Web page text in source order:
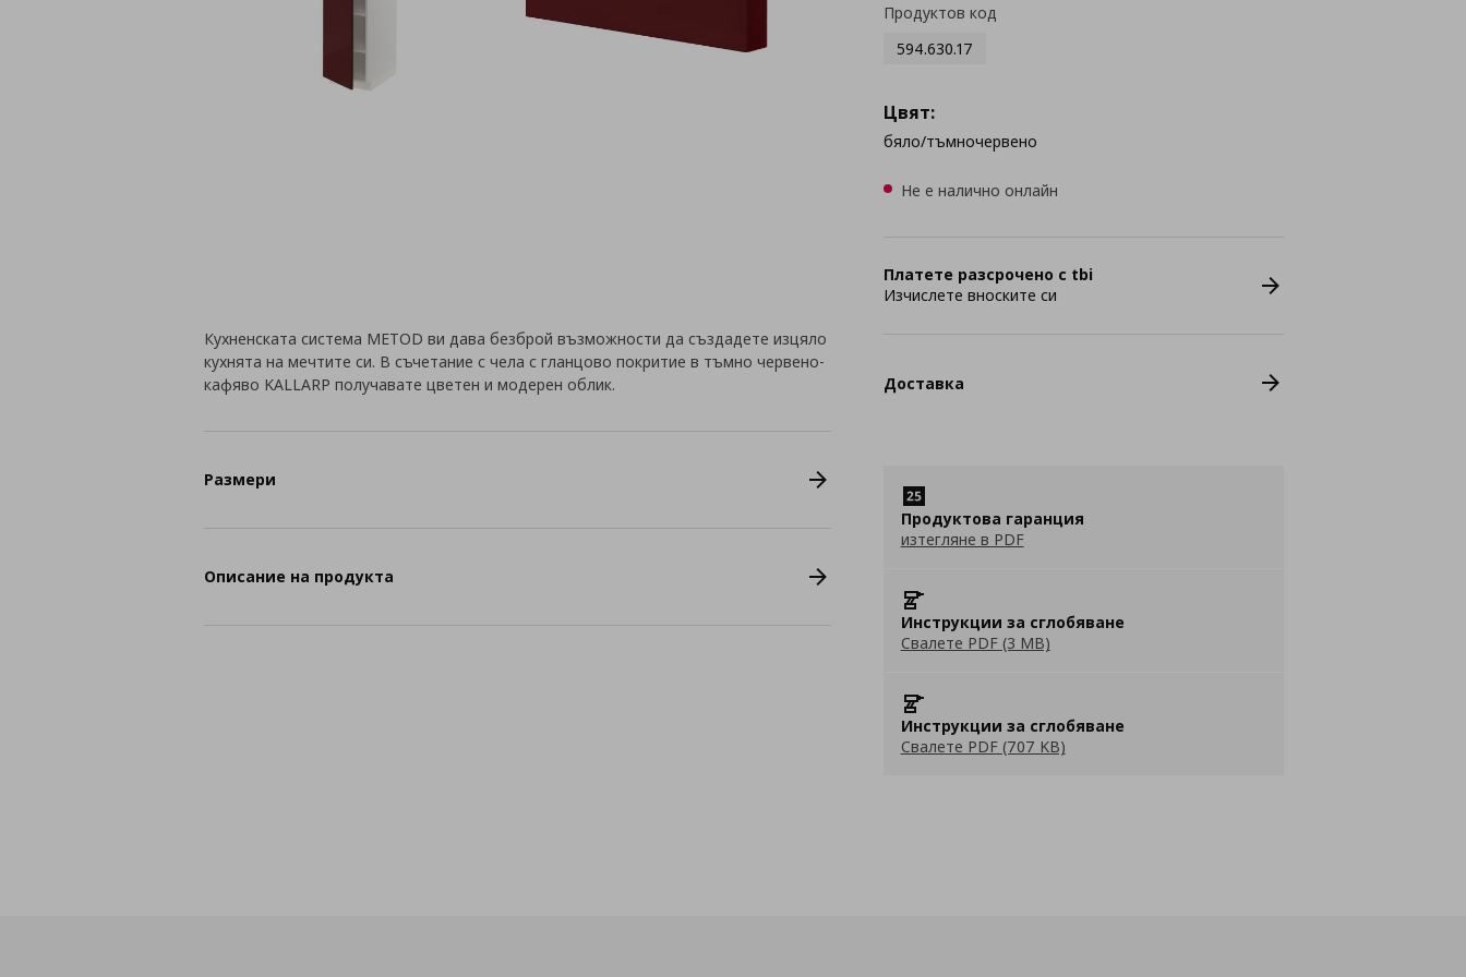
Продуктов код
594.630.17
Цвят:
бяло/тъмночервено
Не е налично онлайн
Платете разсрочено с tbi
Изчислете вноските си
Доставка
Продуктова гаранция
изтегляне в PDF
Инструкции за сглобяване
Свалете PDF (3 MB)
Инструкции за сглобяване
Свалете PDF (707 KB)
Кухненската система METOD ви дава безброй възможности да създадете изцяло
кухнята на мечтите си. В съчетание с чела с гланцово покритие в тъмно червено-
кафяво KALLARP получавате цветен и модерен облик.
Размери
Описание на продукта